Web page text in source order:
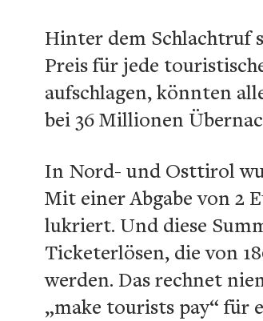
Hinter dem Schlachtruf
Preis für jede
aufschlagen, könnten
bei 36 Millionen
In Nord- und Osttirol
Mit einer Abgabe von 2
lukriert. Und diese
Ticketerlösen, die von
werden. Das rechnet
„make tourists pay“ für